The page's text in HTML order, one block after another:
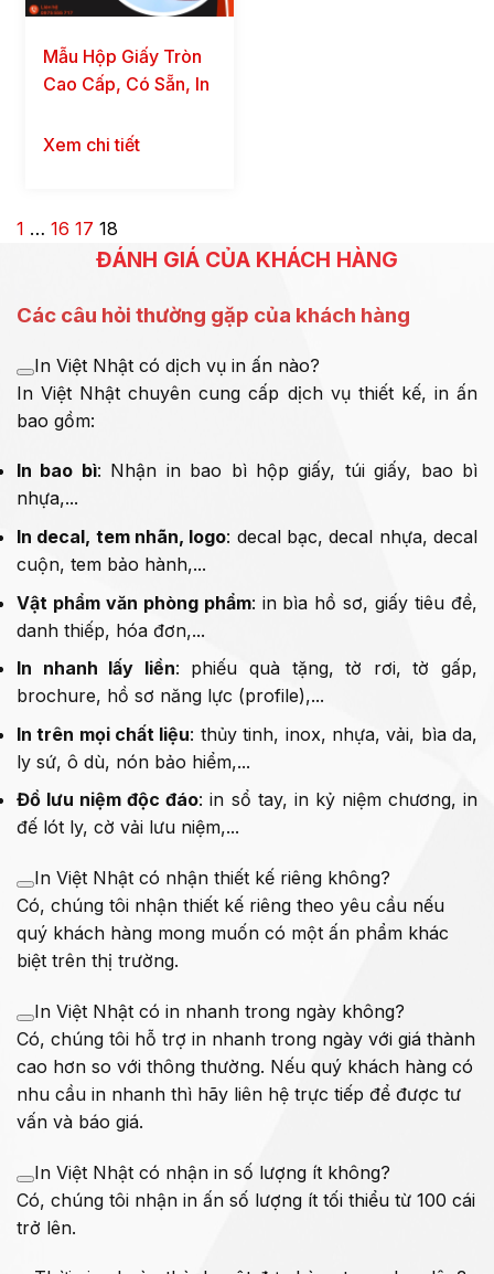
Mẫu Hộp Giấy Tròn
Cao Cấp, Có Sẵn, In
Xem chi tiết
1 … 16 17 18
ĐÁNH GIÁ CỦA KHÁCH HÀNG
Các câu hỏi thường gặp của khách hàng
In Việt Nhật có dịch vụ in ấn nào?
In Việt Nhật chuyên cung cấp dịch vụ thiết kế, in ấn
bao gồm:
In bao bì: Nhận in bao bì hộp giấy, túi giấy, bao bì
nhựa,...
In decal, tem nhãn, logo: decal bạc, decal nhựa, decal
cuộn, tem bảo hành,...
Vật phẩm văn phòng phẩm: in bìa hồ sơ, giấy tiêu đề,
danh thiếp, hóa đơn,...
In nhanh lấy liền: phiếu quà tặng, tờ rơi, tờ gấp,
brochure, hồ sơ năng lực (profile),...
In trên mọi chất liệu: thủy tinh, inox, nhựa, vải, bìa da,
ly sứ, ô dù, nón bảo hiểm,...
Đồ lưu niệm độc đáo: in sổ tay, in kỷ niệm chương, in
đế lót ly, cờ vải lưu niệm,...
In Việt Nhật có nhận thiết kế riêng không?
Có, chúng tôi nhận thiết kế riêng theo yêu cầu nếu
quý khách hàng mong muốn có một ấn phẩm khác
biệt trên thị trường.
In Việt Nhật có in nhanh trong ngày không?
Có, chúng tôi hỗ trợ in nhanh trong ngày với giá thành
cao hơn so với thông thường. Nếu quý khách hàng có
nhu cầu in nhanh thì hãy liên hệ trực tiếp để được tư
vấn và báo giá.
In Việt Nhật có nhận in số lượng ít không?
Có, chúng tôi nhận in ấn số lượng ít tối thiểu từ 100 cái
trở lên.